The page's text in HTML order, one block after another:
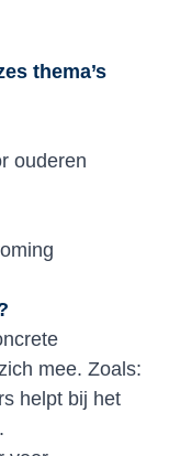
thema’s
ouderen
mee. Zoals:
helpt bij het